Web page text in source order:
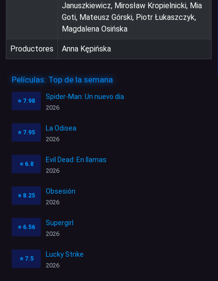
Januszkiewicz, Mirosław Kropielnicki, Mia
Goti, Mateusz Górski, Piotr Łukaszczyk,
Magdalena Osińska
Productores Anna Kępińska
Películas: Top de la semana
⭐ 7.98
Spider-Man: Un nuevo día
2026
⭐ 7.95
La Odisea
2026
⭐ 6.8
Evil Dead: En llamas
2026
⭐ 8.25
Obsesión
2026
⭐ 6.56
Supergirl
2026
⭐ 7.5
Lucky Strike
2026